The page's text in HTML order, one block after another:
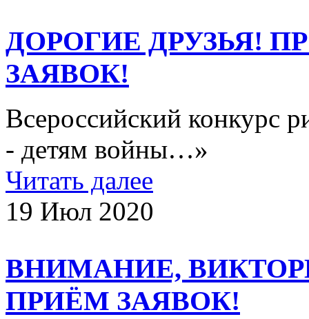
ДОРОГИЕ ДРУЗЬЯ!
ЗАЯВОК!
Всероссийский конкурс
- детям войны…»
Читать далее
19 Июл 2020
ВНИМАНИЕ,
ПРИЁМ ЗАЯВОК!